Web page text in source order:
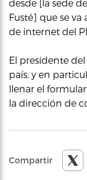
desde [la sede
Fusté] que se
de internet del
El presidente
país, y en
llenar el
la dirección de
Compartir